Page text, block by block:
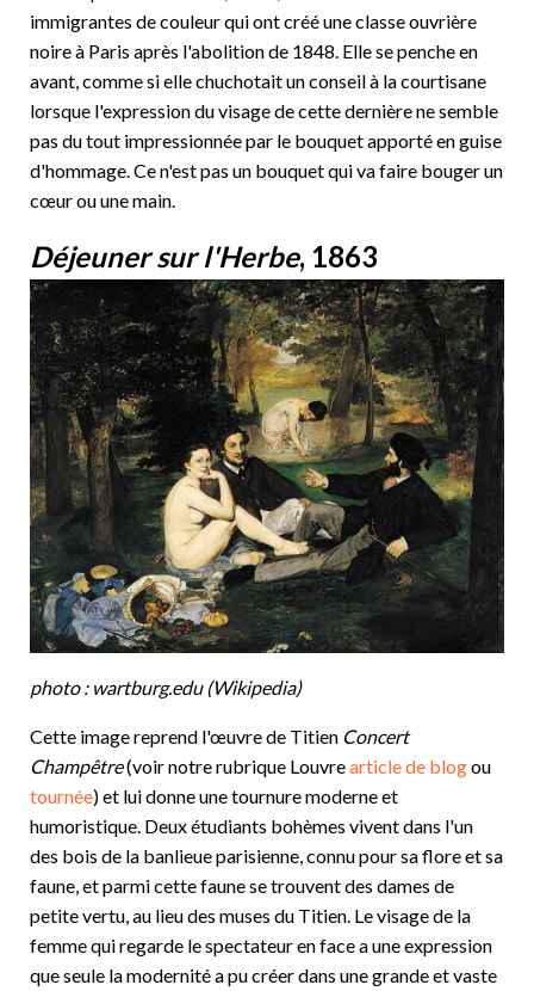
immigrantes de couleur qui ont créé une classe ouvrière
noire à Paris après l'abolition de 1848. Elle se penche en
avant, comme si elle chuchotait un conseil à la courtisane
lorsque l'expression du visage de cette dernière ne semble
pas du tout impressionnée par le bouquet apporté en guise
d'hommage. Ce n'est pas un bouquet qui va faire bouger un
cœur ou une main.
Déjeuner sur l'Herbe, 1863
photo : wartburg.edu (Wikipedia)
Cette image reprend l'œuvre de Titien Concert
Champêtre(voir notre rubrique Louvrearticle de blogou
tournée) et lui donne une tournure moderne et
humoristique. Deux étudiants bohèmes vivent dans l'un
des bois de la banlieue parisienne, connu pour sa flore et sa
faune, et parmi cette faune se trouvent des dames de
petite vertu, au lieu des muses du Titien. Le visage de la
femme qui regarde le spectateur en face a une expression
que seule la modernité a pu créer dans une grande et vaste